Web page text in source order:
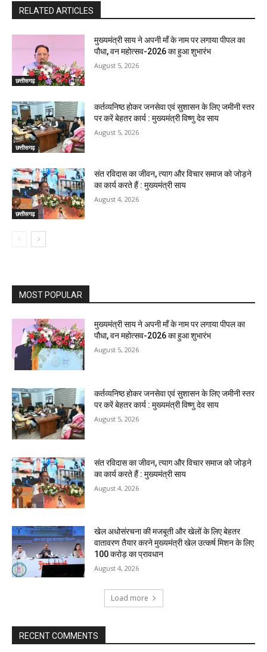
RELATED ARTICLES
छत्तीसगढ़
मुख्यमंत्री साय ने अपनी माँ के नाम पर लगाया पीपल का
पौधा, वन महोत्सव-2026 का हुआ शुभारंभ
August 5, 2026
छत्तीसगढ़
कर्तव्यनिष्ठ होकर जनसेवा एवं सुशासन के लिए जमीनी स्तर
पर करें बेहतर कार्य : मुख्यमंत्री विष्णु देव साय
August 5, 2026
छत्तीसगढ़
संत रविदास का जीवन, त्याग और विचार समाज को जोड़ने
का कार्य करते हैं : मुख्यमंत्री साय
August 4, 2026
MOST POPULAR
मुख्यमंत्री साय ने अपनी माँ के नाम पर लगाया पीपल का
पौधा, वन महोत्सव-2026 का हुआ शुभारंभ
August 5, 2026
कर्तव्यनिष्ठ होकर जनसेवा एवं सुशासन के लिए जमीनी स्तर
पर करें बेहतर कार्य : मुख्यमंत्री विष्णु देव साय
August 5, 2026
संत रविदास का जीवन, त्याग और विचार समाज को जोड़ने
का कार्य करते हैं : मुख्यमंत्री साय
August 4, 2026
खेल अधोसंरचना की मजबूती और खेलों के लिए बेहतर
वातावरण तैयार करने मुख्यमंत्री खेल उत्कर्ष मिशन के लिए
100 करोड़ का प्रावधान
August 4, 2026
Load more
RECENT COMMENTS